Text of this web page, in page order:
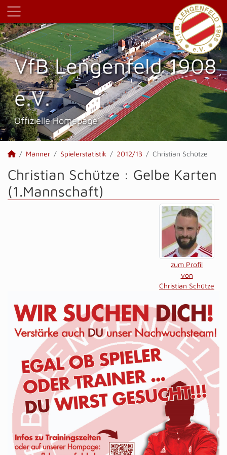
VfB Lengenfeld 1908
e.V.
Offizielle Homepage
Männer Spielerstatistik 2012/13 Christian Schütze
Christian Schütze : Gelbe Karten
(1.Mannschaft)
zum Profil
von
Christian Schütze